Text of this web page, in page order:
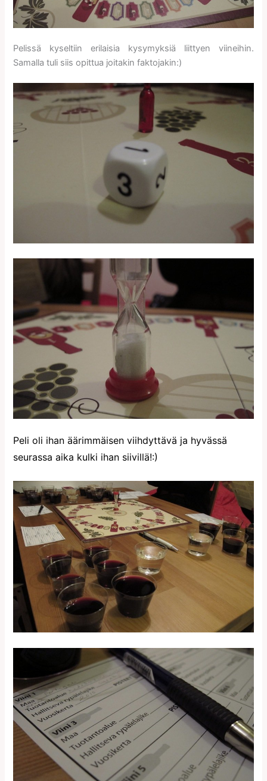
Pelissä kyseltiin erilaisia kysymyksiä liittyen viineihin.
Samalla tuli siis opittua joitakin faktojakin:)
Peli oli ihan äärimmäisen viihdyttävä ja hyvässä
seurassa aika kulki ihan siivillä!:)